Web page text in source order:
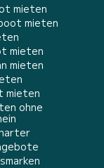
mieten
mieten
mieten
mieten
mieten
ohne